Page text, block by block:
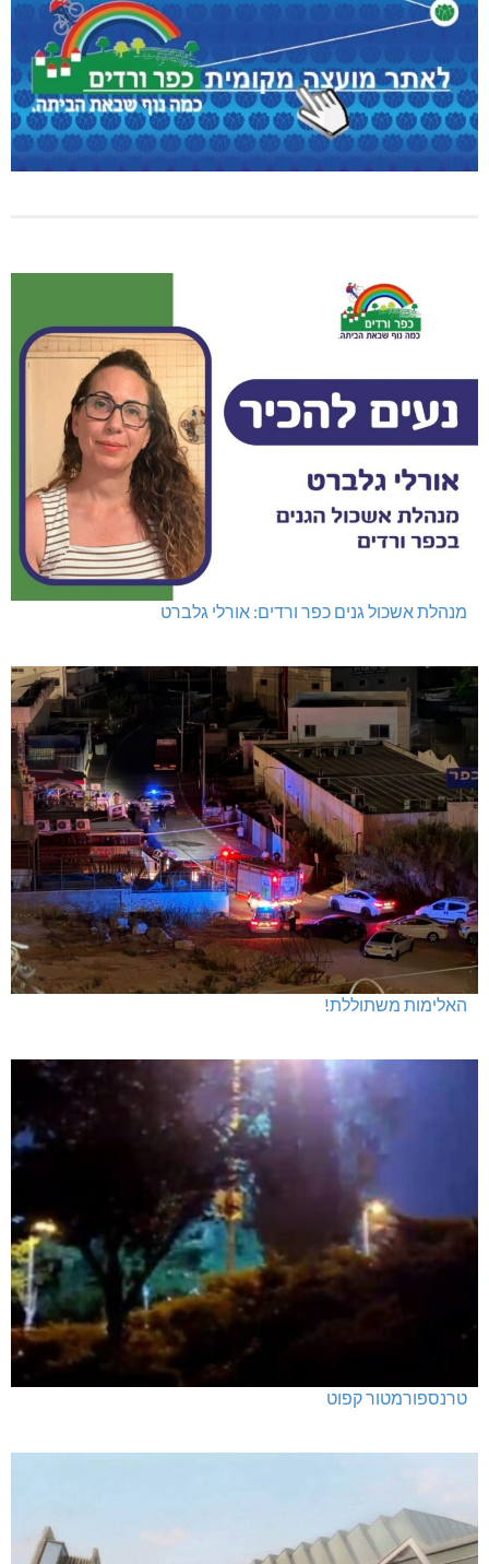
מנהלת אשכול גנים כפר ורדים: אורלי גלברט
האלימות משתוללת!
טרנספורמטור קפוט